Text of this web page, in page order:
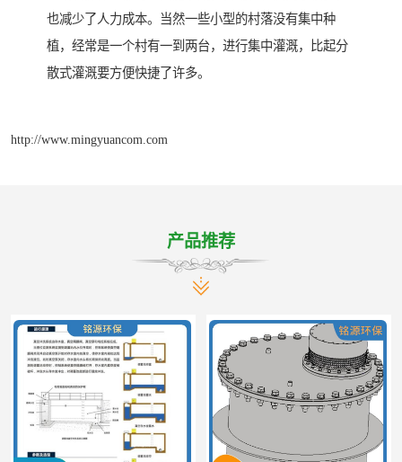
也减少了人力成本。当然一些小型的村落没有集中种
植，经常是一个村有一到两台，进行集中灌溉，比起分
散式灌溉要方便快捷了许多。
http://www.mingyuancom.com
产品推荐